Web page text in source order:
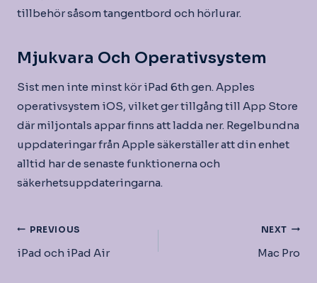
tillbehör såsom tangentbord och hörlurar.
Mjukvara Och Operativsystem
Sist men inte minst kör iPad 6th gen. Apples
operativsystem iOS, vilket ger tillgång till App Store
där miljontals appar finns att ladda ner. Regelbundna
uppdateringar från Apple säkerställer att din enhet
alltid har de senaste funktionerna och
säkerhetsuppdateringarna.
Inläggsnavigering
PREVIOUS
iPad och iPad Air
NEXT
Mac Pro